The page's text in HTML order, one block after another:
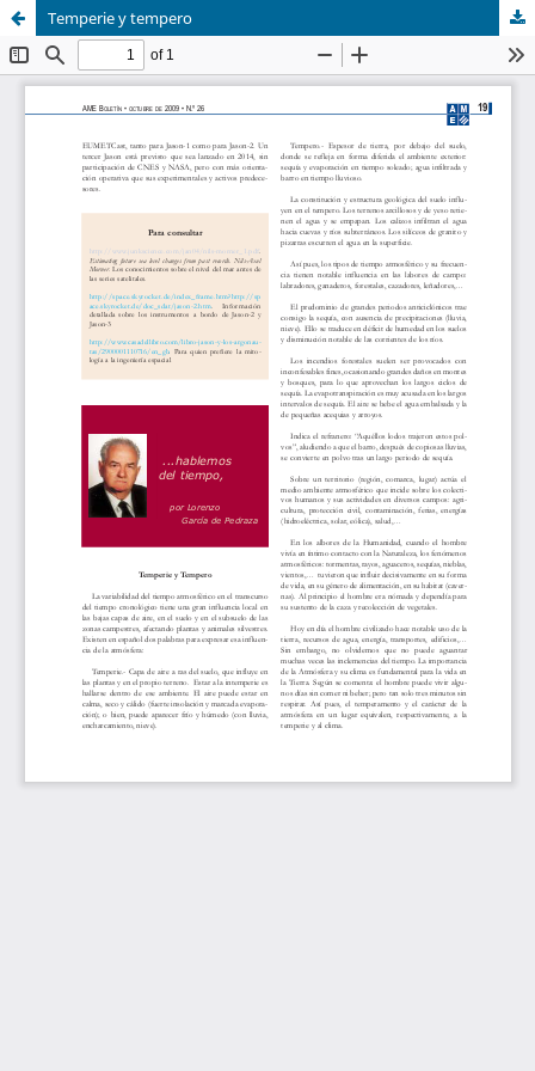
Temperie y tempero